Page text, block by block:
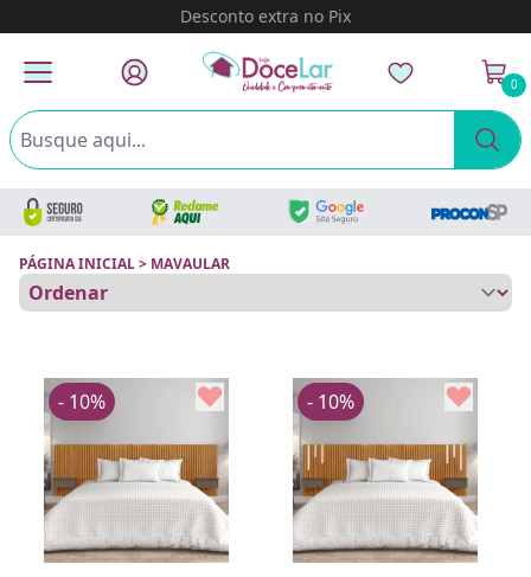
Desconto extra no Pix
0
PÁGINA INICIAL> MAVAULAR
- 10% - 10%